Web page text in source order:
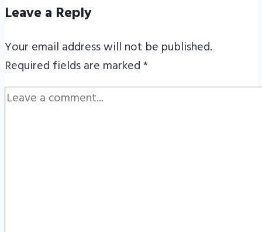
Leave a Reply
Your email address will not be published.
Required fields are marked*